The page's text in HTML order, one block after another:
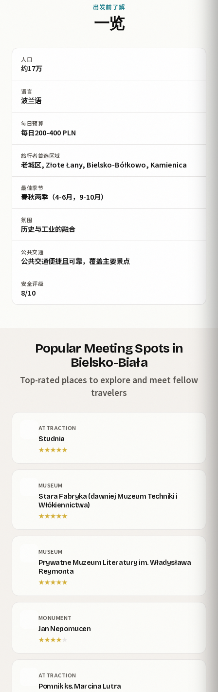
出发前了解
一览
人口
约17万
语言
波兰语
每日预算
每日200-400 PLN
旅行者首选区域
老城区, Złote Łany, Bielsko-Bółkowo, Kamienica
最佳季节
春秋两季（4-6月，9-10月）
氛围
历史与工业的融合
公共交通
公共交通便捷且可靠，覆盖主要景点
安全评级
8/10
Popular Meeting Spots in
Bielsko-Biała
Top-rated places to explore and meet fellow
travelers
ATTRACTION
Studnia
★★★★★
MUSEUM
Stara Fabryka (dawniej Muzeum Techniki i
Włókiennictwa)
★★★★★
MUSEUM
Prywatne Muzeum Literatury im. Władysława
Reymonta
★★★★★
MONUMENT
Jan Nepomucen
★★★★ ★
ATTRACTION
Pomnik ks. Marcina Lutra